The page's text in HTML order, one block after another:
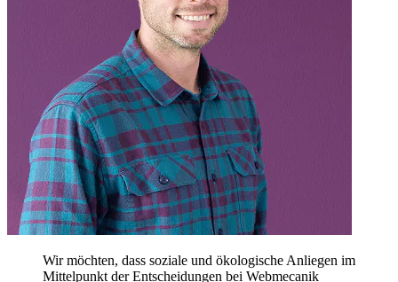
Wir möchten, dass soziale und ökologische Anliegen im
Mittelpunkt der Entscheidungen bei Webmecanik